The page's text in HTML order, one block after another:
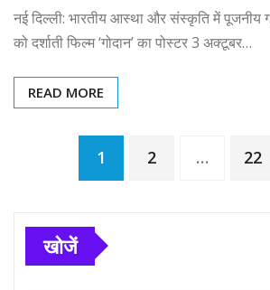
नई दिल्ली: भारतीय आस्था और संस्कृति में पूजनीय
को दर्शाती फिल्म ‘गोदान’ का पोस्टर 3 अक्टूबर…
READ MORE
Posts
pagination
1 2 … 22
खोजें